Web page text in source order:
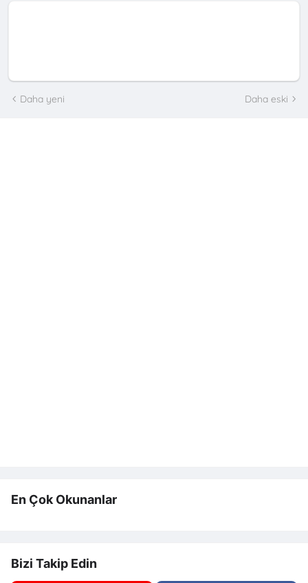
Daha yeni Daha eski
En Çok Okunanlar
Bizi Takip Edin